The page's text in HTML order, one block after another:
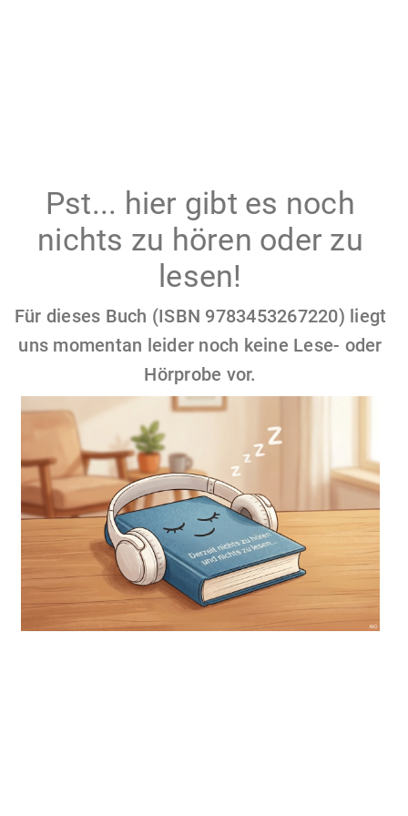
Pst... hier gibt es noch
nichts zu hören oder zu
lesen!
Für dieses Buch (ISBN 9783453267220) liegt
uns momentan leider noch keine Lese- oder
Hörprobe vor.